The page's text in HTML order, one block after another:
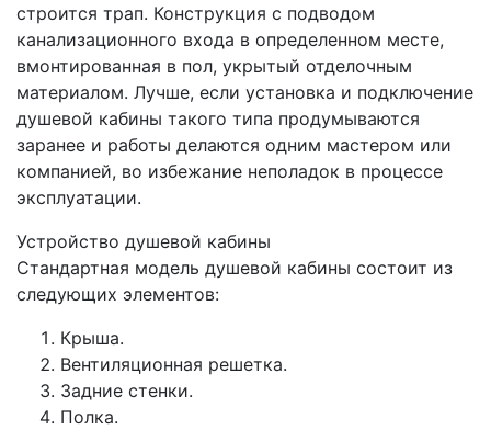
строится трап. Конструкция с подводом
канализационного входа в определенном месте,
вмонтированная в пол, укрытый отделочным
материалом. Лучше, если установка и подключение
душевой кабины такого типа продумываются
заранее и работы делаются одним мастером или
компанией, во избежание неполадок в процессе
эксплуатации.
Устройство душевой кабины
Стандартная модель душевой кабины состоит из
следующих элементов:
Крыша.
Вентиляционная решетка.
Задние стенки.
Полка.